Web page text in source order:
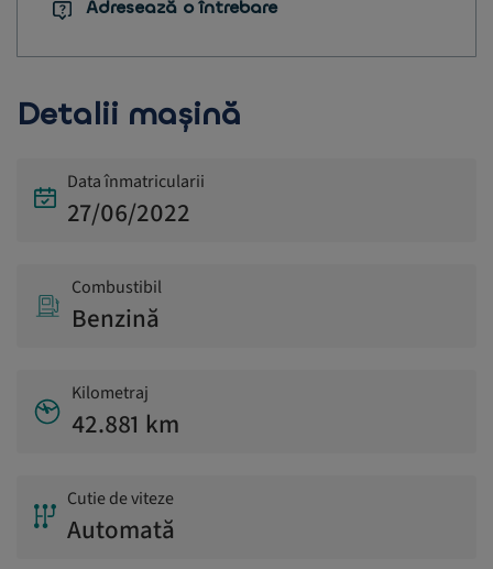
Adresează o întrebare
Detalii mașină
Data înmatricularii
27/06/2022
Combustibil
Benzină
Kilometraj
42.881 km
Cutie de viteze
Automată